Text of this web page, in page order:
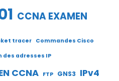
CCNA EXAMEN
tracer
Commandes Cisco
adresses IP
CCNA FTP GNS3 IPv4